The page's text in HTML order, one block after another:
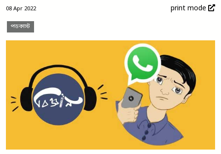
08 Apr 2022 print mode
পডকাস্ট